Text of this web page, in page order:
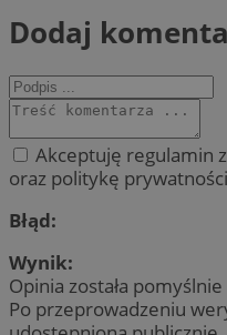
Dodaj
Akceptuję regulamin
oraz politykę
Błąd:
Wynik:
Opinia została
Po przeprowadzeniu